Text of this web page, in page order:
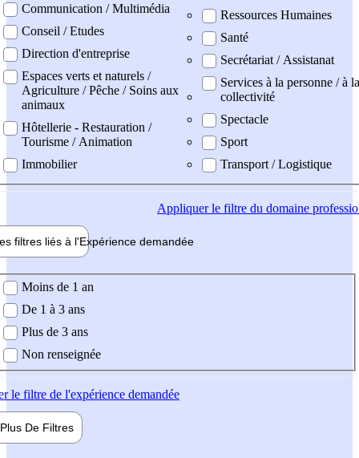
Communication / Multimédia
Conseil / Etudes
Direction d'entreprise
Espaces verts et naturels /
Agriculture / Pêche / Soins aux
animaux
Hôtellerie - Restauration /
Tourisme / Animation
Immobilier
Ressources Humaines
Santé
Secrétariat / Assistanat
Services à la personne / à la
collectivité
Spectacle
Sport
Transport / Logistique
Appliquerle filtre du domaine
filtres liés à l'Expérience demandée
demandée
Moins de 1 an
De 1 à 3 ans
Plus de 3 ans
Non renseignée
le filtre de l'expérience demandée
Plus De Filtres